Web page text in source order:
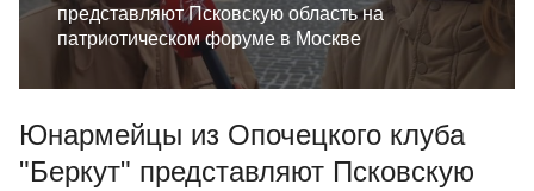
представляют Псковскую область на
патриотическом форуме в Москве
Юнармейцы из Опочецкого клуба
"Беркут" представляют Псковскую